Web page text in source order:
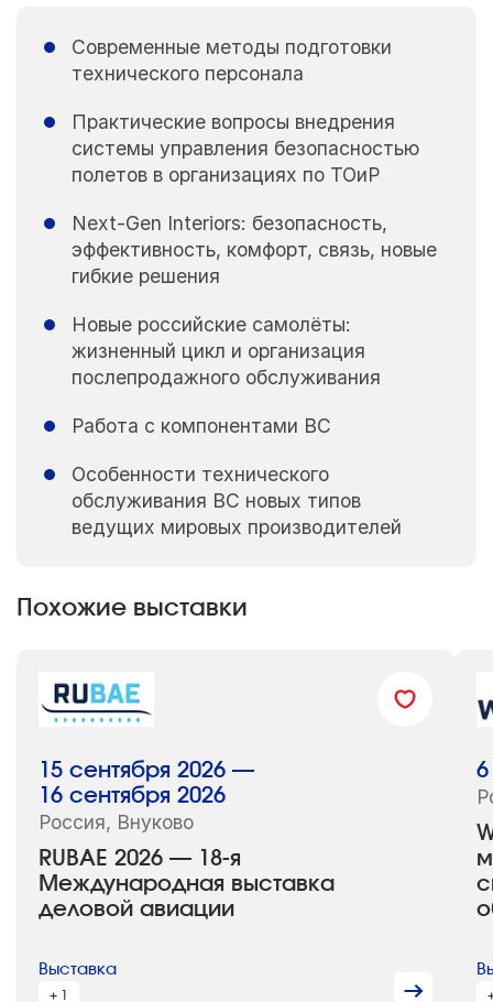
Современные методы подготовки
технического персонала
Практические вопросы внедрения
системы управления безопасностью
полетов в организациях по ТОиР
Next-Gen Interiors: безопасность,
эффективность, комфорт, связь, новые
гибкие решения
Новые российские самолёты:
жизненный цикл и организация
послепродажного обслуживания
Работа с компонентами ВС
Особенности технического
обслуживания ВС новых типов
ведущих мировых производителей
Похожие выставки
RUBAE 2026 — 18-я
Международная выставка
деловой авиации
15 сентября 2026 —
16 сентября 2026
Россия, Внуково
Выставка
+ 1
6